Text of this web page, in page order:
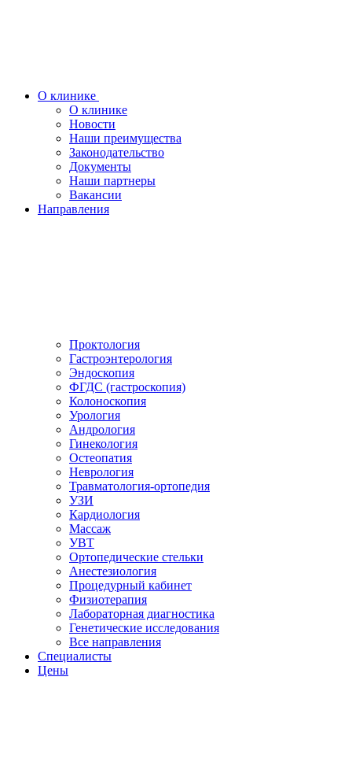
О клинике
О клинике
Новости
Наши преимущества
Законодательство
Документы
Наши партнеры
Вакансии
Направления
Проктология
Гастроэнтерология
Эндоскопия
ФГДС (гастроскопия)
Колоноскопия
Урология
Андрология
Гинекология
Остеопатия
Неврология
Травматология-ортопедия
УЗИ
Кардиология
Массаж
УВТ
Ортопедические стельки
Анестезиология
Процедурный кабинет
Физиотерапия
Лабораторная диагностика
Генетические исследования
Все направления
Специалисты
Цены